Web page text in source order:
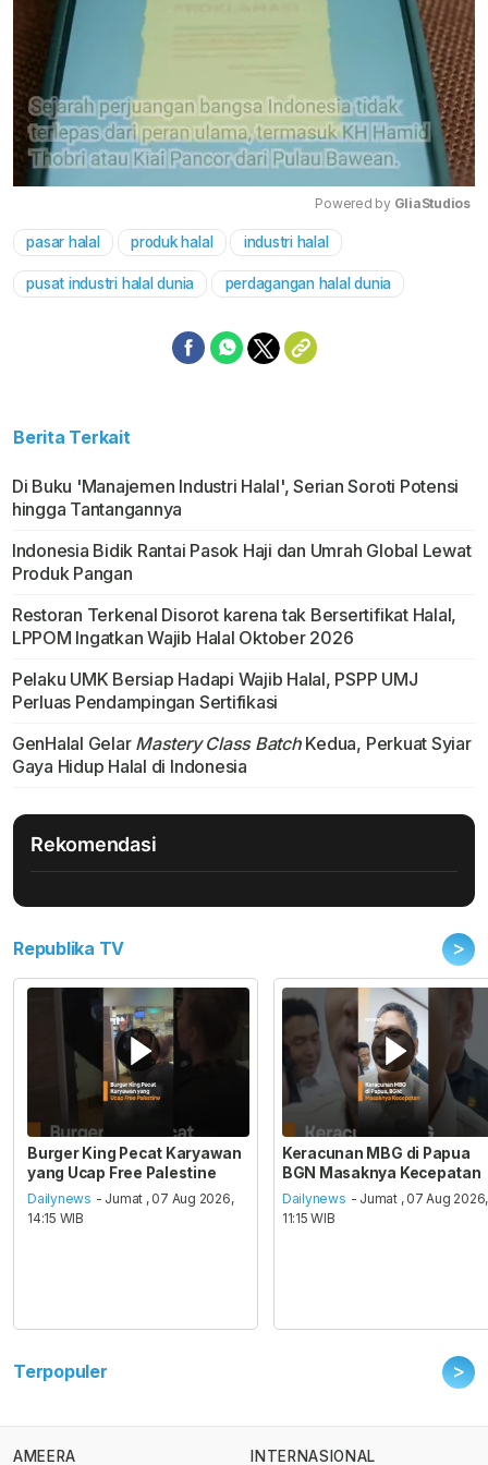
Powered by GliaStudios
pasar halal produk halal industri halal
pusat industri halal dunia perdagangan halal dunia
Berita Terkait
Di Buku 'Manajemen Industri Halal', Serian Soroti Potensi
hingga Tantangannya
Indonesia Bidik Rantai Pasok Haji dan Umrah Global Lewat
Produk Pangan
Restoran Terkenal Disorot karena tak Bersertifikat Halal,
LPPOM Ingatkan Wajib Halal Oktober 2026
Pelaku UMK Bersiap Hadapi Wajib Halal, PSPP UMJ
Perluas Pendampingan Sertifikasi
GenHalal Gelar Mastery Class BatchKedua, Perkuat Syiar
Gaya Hidup Halal di Indonesia
Rekomendasi
Republika TV >
Burger King Pecat Karyawan
yang Ucap Free Palestine
Dailynews - Jumat , 07 Aug 2026,
14:15 WIB
Keracunan MBG di Papua
BGN Masaknya Kecepatan
Dailynews - Jumat , 07 Aug 2026,
11:15 WIB
Terpopuler >
AMEERA INTERNASIONAL